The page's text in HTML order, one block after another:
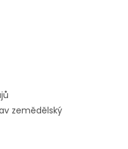
zemědělský